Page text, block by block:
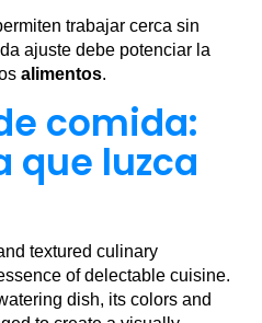
trabajar cerca sin
ajuste debe potenciar la
alimentos.
comida:
que luzca